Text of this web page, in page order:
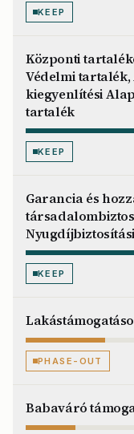
KEEP
Központi
Védelmi
kiegyenlítési
tartalék
KEEP
Garancia és
KEEP
PHASE-OUT
Babaváró